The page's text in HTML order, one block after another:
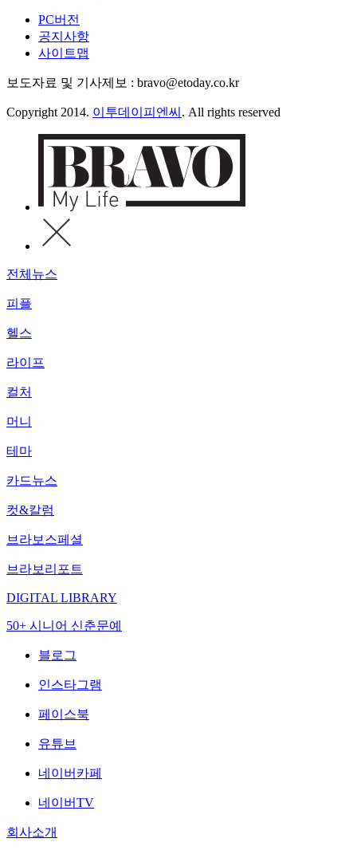
PC버전
공지사항
사이트맵
보도자료 및 기사제보 : bravo@etoday.co.kr
Copyright 2014. 이투데이피엔씨 . All rights reserved
전체뉴스
피플
헬스
라이프
컬처
머니
테마
카드뉴스
컷&칼럼
브라보스페셜
브라보리포트
DIGITAL LIBRARY
50+ 시니어 신춘문예
블로그
인스타그램
페이스북
유튜브
네이버카페
네이버TV
회사소개